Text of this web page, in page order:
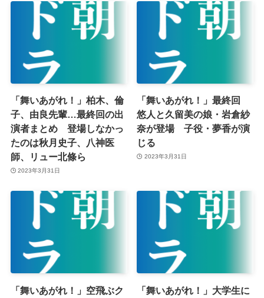
「舞いあがれ！」柏木、倫
子、由良先輩…最終回の出
演者まとめ 登場しなかっ
たのは秋月史子、八神医
師、リュー北條ら
2023年3月31日
「舞いあがれ！」最終回
悠人と久留美の娘・岩倉紗
奈が登場 子役・夢香が演
じる
2023年3月31日
「舞いあがれ！」空飛ぶク
「舞いあがれ！」大学生に